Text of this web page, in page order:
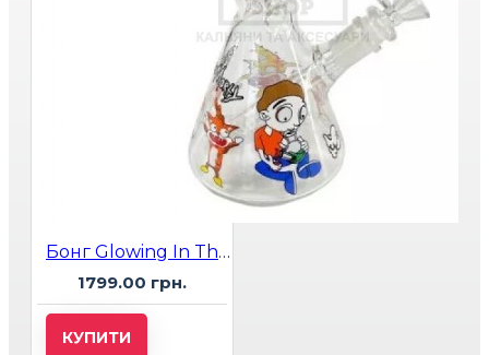
Бонг Glowing In The Dark Rick and Morty SQ UANCHY 25 см
1799.00 грн.
КУПИТИ